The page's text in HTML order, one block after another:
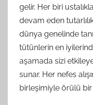
gelir. Her biri
devam eden
dünya genelinde
tütünlerin en
aşamada sizi
sunar. Her nefes
birleşimiyle örülü bir